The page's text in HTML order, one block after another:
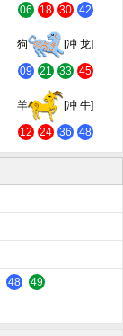
06 18 30 42
狗 [冲 龙]
09 21 33 45
羊 [冲 牛]
12 24 36 48
48 49